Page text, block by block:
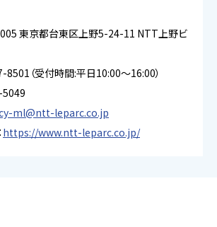
東京都台東区上野5-24-11 NTT上野ビ
8501（受付時間:平日10:00～16:00）
5049
ml@ntt-leparc.co.jp
https://www.ntt-leparc.co.jp/